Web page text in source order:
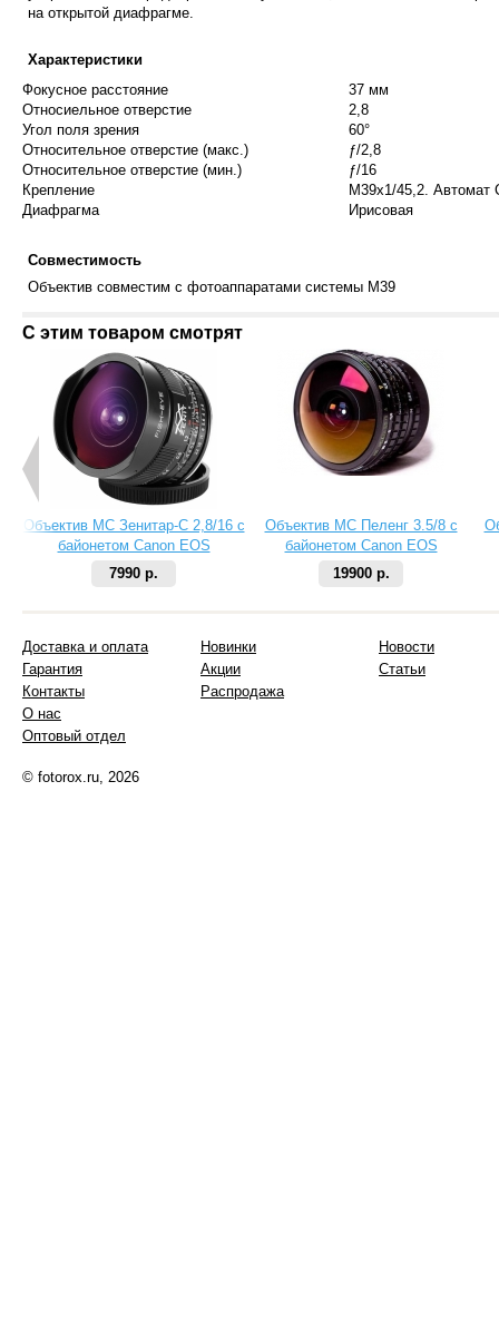
на открытой диафрагме.
Характеристики
Фокусное расстояние
37 мм
Относиельное отверстие
2,8
Угол поля зрения
60°
Относительное отверстие (макс.)
ƒ/2,8
Относительное отверстие (мин.)
ƒ/16
Крепление
М39х1/45,2. Автомат
Диафрагма
Ирисовая
Совместимость
Объектив совместим с фотоаппаратами системы М39
С этим товаром смотрят
Объектив МС Зенитар-C 2,8/16 с
байонетом Canon EOS
7990 р.
Объектив МС Пеленг 3.5/8 с
байонетом Canon EOS
19900 р.
Доставка и оплата
Гарантия
Контакты
О нас
Оптовый отдел
Новинки
Акции
Распродажа
Новости
Статьи
© fotorox.ru, 2026